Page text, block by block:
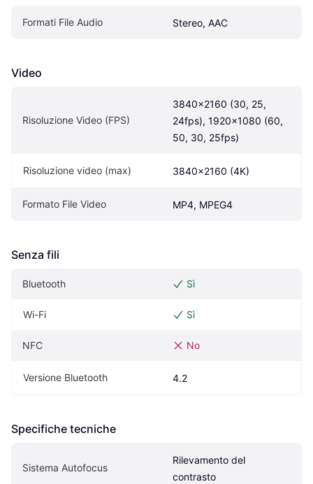
Formati File Audio Stereo, AAC
Video
Risoluzione Video (FPS)
3840x2160 (30, 25,
24fps), 1920x1080 (60,
50, 30, 25fps)
Risoluzione video (max) 3840x2160 (4K)
Formato File Video MP4, MPEG4
Senza fili
Bluetooth Sì
Wi-Fi Sì
NFC No
Versione Bluetooth 4.2
Specifiche tecniche
Sistema Autofocus
Rilevamento del
contrasto